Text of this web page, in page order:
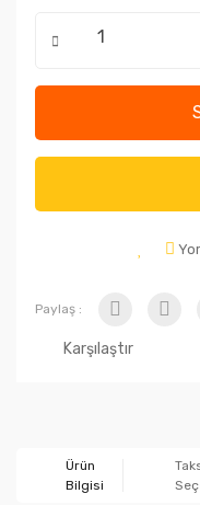
Paylaş :
Karşılaştır
Ürün
Bilgisi